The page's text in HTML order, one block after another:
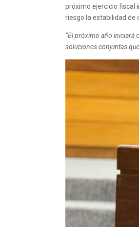
próximo ejercicio fiscal
riesgo la estabilidad de
“El próximo año iniciará
soluciones conjuntas